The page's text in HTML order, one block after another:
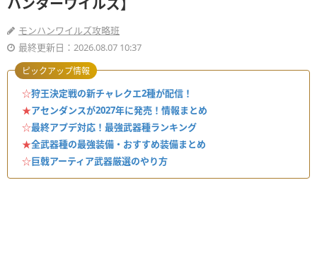
ハンターワイルズ】
モンハンワイルズ攻略班
最終更新日：2026.08.07 10:37
☆狩王決定戦の新チャレクエ2種が配信！
★アセンダンスが2027年に発売！情報まとめ
☆最終アプデ対応！最強武器種ランキング
★全武器種の最強装備・おすすめ装備まとめ
☆巨戟アーティア武器厳選のやり方
ピックアップ情報